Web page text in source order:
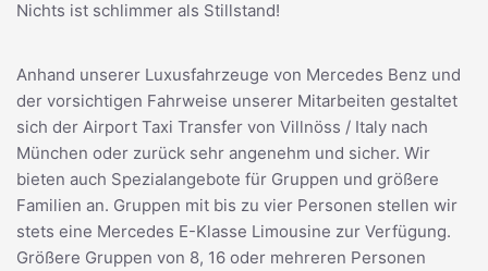
Nichts ist schlimmer als Stillstand!
Anhand unserer Luxusfahrzeuge von Mercedes Benz und
der vorsichtigen Fahrweise unserer Mitarbeiten gestaltet
sich der Airport Taxi Transfer von Villnöss / Italy nach
München oder zurück sehr angenehm und sicher. Wir
bieten auch Spezialangebote für Gruppen und größere
Familien an. Gruppen mit bis zu vier Personen stellen wir
stets eine Mercedes E-Klasse Limousine zur Verfügung.
Größere Gruppen von 8, 16 oder mehreren Personen